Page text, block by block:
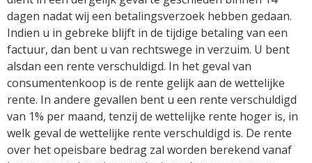
dagen nadat wij een betalingsverzoek hebben gedaan.
Indien u in gebreke blijft in de tijdige betaling van een
factuur, dan bent u van rechtswege in verzuim. U bent
alsdan een rente verschuldigd. In het geval van
consumentenkoop is de rente gelijk aan de wettelijke
rente. In andere gevallen bent u een rente verschuldigd
van 1% per maand, tenzij de wettelijke rente hoger is, in
welk geval de wettelijke rente verschuldigd is. De rente
over het opeisbare bedrag zal worden berekend vanaf